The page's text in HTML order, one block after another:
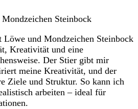
Steinbock
und Mondzeichen Steinbock
Kreativität und eine
Der Stier gibt mir
meine Kreativität, und der
Ziele und Struktur. So kann ich
arbeiten – ideal für